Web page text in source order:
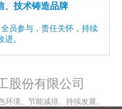
、技术铸造品牌
员参与，责任关怀，持续
进。
股份有限公司
境、节能减排、持续发展。